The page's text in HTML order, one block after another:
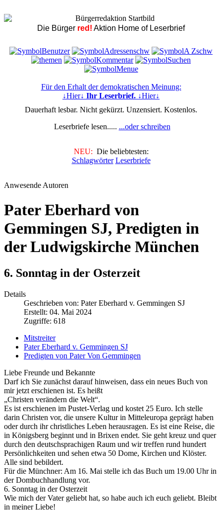
Die Bürger red! Aktion Home of Leserbrief
Für den Erhalt der demokratischen Meinung:
↓Hier↓ Ihr Leserbrief. ↓Hier↓
Dauerhaft lesbar. Nicht gekürzt. Unzensiert. Kostenlos.
Leserbriefe lesen..... ...oder schreiben
NEU: Die beliebtesten:
Schlagwörter Leserbriefe
Anwesende Autoren
Pater Eberhard von
Gemmingen SJ, Predigten in
der Ludwigskirche München
6. Sonntag in der Osterzeit
Details
Geschrieben von: Pater Eberhard v. Gemmingen SJ
Erstellt: 04. Mai 2024
Zugriffe: 618
Mitstreiter
Pater Eberhard v. Gemmingen SJ
Predigten von Pater Von Gemmingen
Liebe Freunde und Bekannte
Darf ich Sie zunächst darauf hinweisen, dass ein neues Buch von
mir jetzt erschienen ist. Es heißt
„Christen verändern die Welt“.
Es ist erschienen im Pustet-Verlag und kostet 25 Euro. Ich stelle
darin Christen vor, die unsere Kultur in Mitteleuropa geprägt haben
oder durch ihr christliches Leben herausragen. Es ist eine Reise, die
in Königsberg beginnt und in Brixen endet. Sie geht kreuz und quer
durch den deutschsprachigen Raum und wir treffen rund hundert
Persönlichkeiten und sehen etwa 50 Dome, Kirchen und Klöster.
Alle sind bebildert.
Für die Münchner: Am 16. Mai stelle ich das Buch um 19.00 Uhr in
der Dombuchhandlung vor.
6. Sonntag in der Osterzeit
Wie mich der Vater geliebt hat, so habe auch ich euch geliebt. Bleibt
in meiner Liebe!